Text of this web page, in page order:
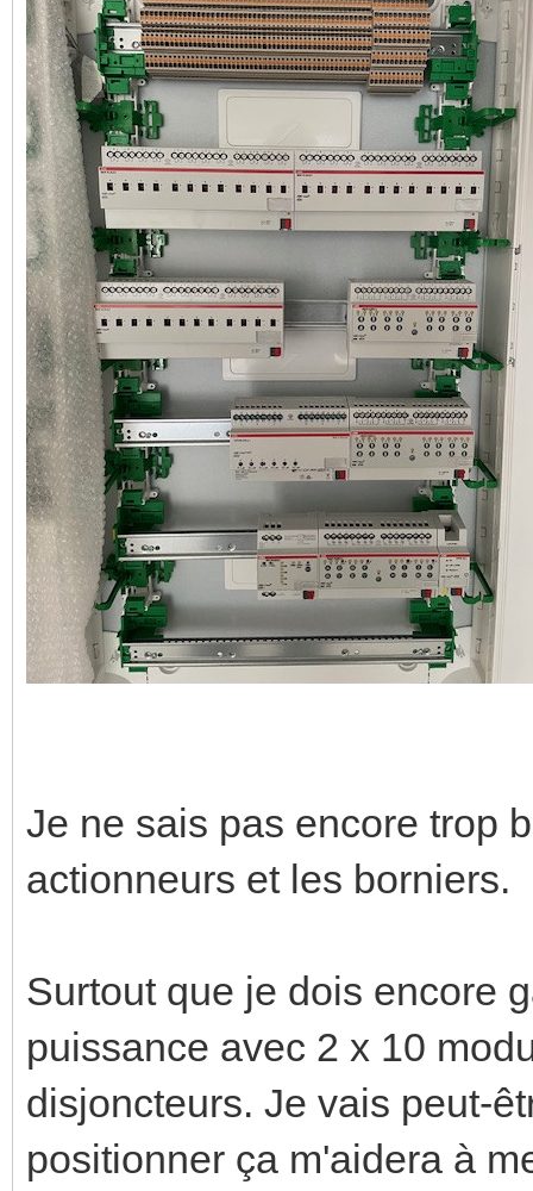
Je ne sais pas encore trop
actionneurs et les borniers.
Surtout que je dois encore
puissance avec 2 x 10
disjoncteurs. Je vais peut-
positionner ça m'aidera à